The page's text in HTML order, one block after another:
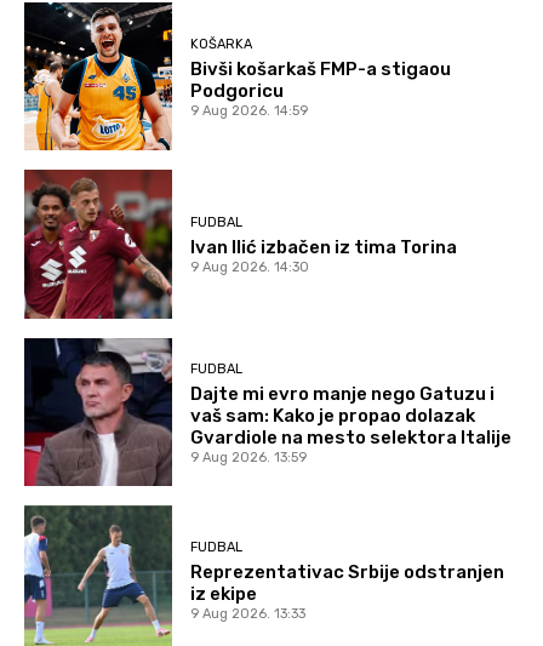
KOŠARKA
Bivši košarkaš FMP-a stigaou
Podgoricu
9 Aug 2026. 14:59
FUDBAL
Ivan Ilić izbačen iz tima Torina
9 Aug 2026. 14:30
FUDBAL
Dajte mi evro manje nego Gatuzu i
vaš sam: Kako je propao dolazak
Gvardiole na mesto selektora Italije
9 Aug 2026. 13:59
FUDBAL
Reprezentativac Srbije odstranjen
iz ekipe
9 Aug 2026. 13:33